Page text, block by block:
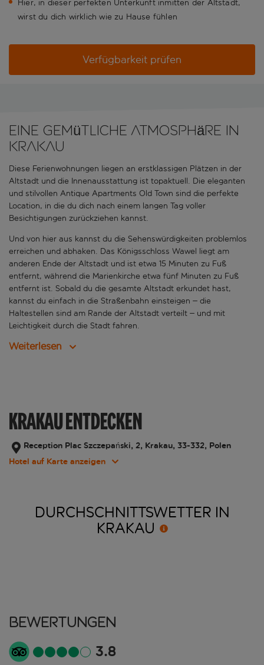
Hier, in dieser perfekten Unterkunft inmitten der Altstadt,
wirst du dich wirklich wie zu Hause fühlen
Verfügbarkeit prüfen
Eine gemütliche Atmosphäre in
Krakau
Diese Ferienwohnungen liegen an erstklassigen Plätzen in der
Altstadt und die Innenausstattung ist topaktuell. Die eleganten
und stilvollen Antique Apartments Old Town sind die perfekte
Location, in die du dich nach einem langen Tag voller
Besichtigungen zurückziehen kannst.
Und von hier aus kannst du die Sehenswürdigkeiten problemlos
erreichen und abhaken. Das Königsschloss Wawel liegt am
anderen Ende der Altstadt und ist etwa 15 Minuten zu Fuß
entfernt, während die Marienkirche etwa fünf Minuten zu Fuß
entfernt ist. Sobald du die gesamte Altstadt erkundet hast,
kannst du einfach in die Straßenbahn einsteigen – die
Haltestellen sind am Rande der Altstadt verteilt – und mit
Leichtigkeit durch die Stadt fahren.
Weiterlesen
KRAKAU ENTDECKEN
Reception Plac Szczepański, 2, Krakau, 33-332, Polen
Hotel auf Karte anzeigen
DURCHSCHNITTSWETTER IN
KRAKAU
Bewertungen
3.8